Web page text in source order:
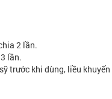
2 lần.
lần.
trước khi dùng, liều